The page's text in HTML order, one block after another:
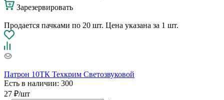
Зарезервировать
Продается пачками по 20 шт. Цена указана за 1 шт.
Патрон 10ТК Техкрим Светозвуковой
Есть в наличии: 300
27 ₽/шт